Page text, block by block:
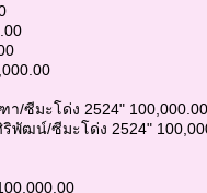
/ซีมะโด่ง 2524" 100,000.00
พัฒน์/ซีมะโด่ง 2524"